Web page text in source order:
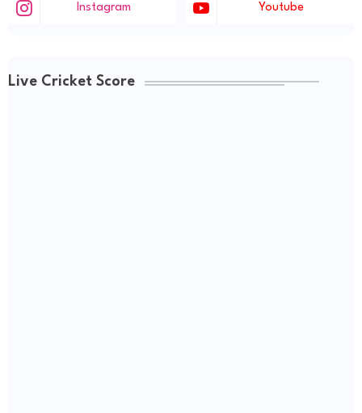
Instagram Youtube
Live Cricket Score